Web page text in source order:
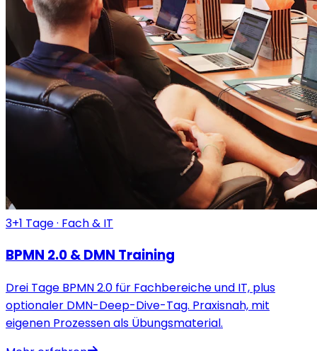
3+1 Tage · Fach & IT
BPMN 2.0 & DMN Training
Drei Tage BPMN 2.0 für Fachbereiche und IT, plus
optionaler DMN-Deep-Dive-Tag. Praxisnah, mit
eigenen Prozessen als Übungsmaterial.